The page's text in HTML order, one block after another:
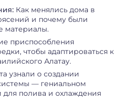
Как менялись дома в
и почему были
материалы.
приспособления
чтобы адаптироваться к
Алатау.
узнали о создании
— гениальном
полива и охлаждения